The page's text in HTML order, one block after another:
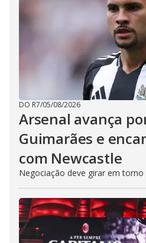
DO R7/05/08/2026
Arsenal avança
Guimarães e
com Newcastle
Negociação deve girar em